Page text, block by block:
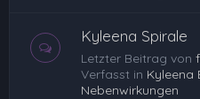
Kyleena Spirale
Letzter Beitrag von
Verfasst in Kyleena
Nebenwirkungen